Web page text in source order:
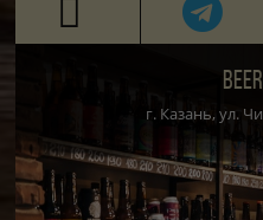
г. Казань, ул.